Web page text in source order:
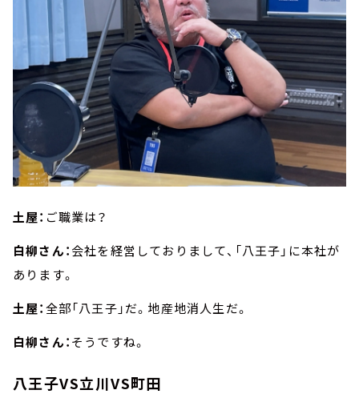
土屋： ご職業は？
白柳さん：会社を経営しておりまして、「八王子」に本社が
あります。
土屋：全部「八王子」だ。地産地消人生だ。
白柳さん：そうですね。
八王子VS立川VS町田